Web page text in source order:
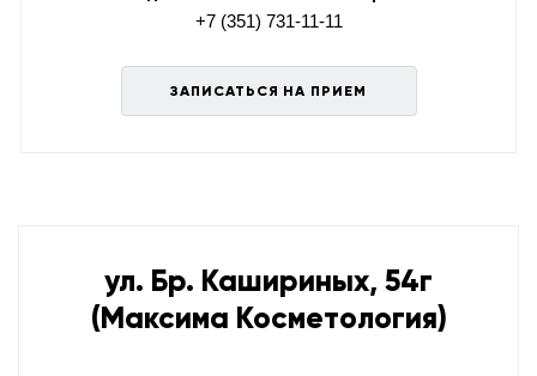
+7 (351) 731-11-11
ЗАПИСАТЬСЯ НА ПРИЕМ
ул. Бр. Кашириных, 54г
(Максима Косметология)